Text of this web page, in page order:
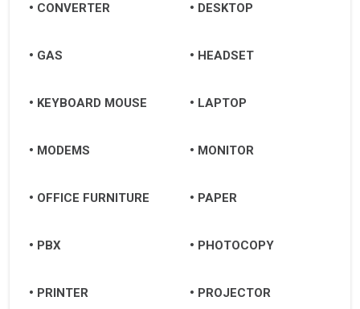
CONVERTER DESKTOP
GAS HEADSET
KEYBOARD MOUSE LAPTOP
MODEMS MONITOR
OFFICE FURNITURE PAPER
PBX PHOTOCOPY
PRINTER PROJECTOR